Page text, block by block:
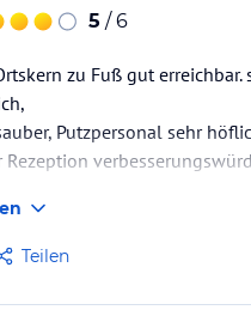
5 / 6
zu Fuß gut erreichbar.
Putzpersonal sehr
Rezeption
Teilen